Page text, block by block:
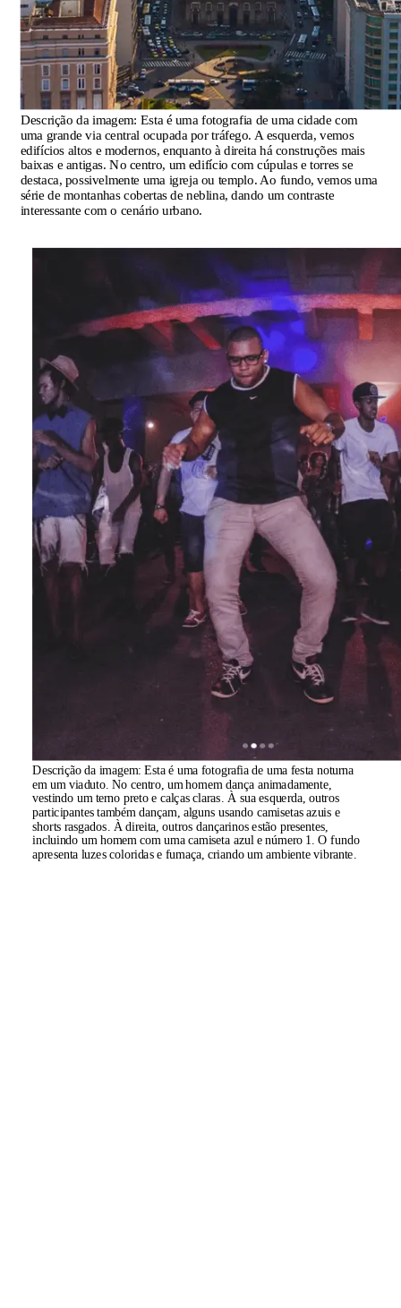
Descrição da imagem: Esta é uma fotografia de uma cidade com
uma grande via central ocupada por tráfego. A esquerda, vemos
edifícios altos e modernos, enquanto à direita há construções mais
baixas e antigas. No centro, um edifício com cúpulas e torres se
destaca, possivelmente uma igreja ou templo. Ao fundo, vemos uma
série de montanhas cobertas de neblina, dando um contraste
interessante com o cenário urbano.
Descrição da imagem:Esta é uma fotografia de uma festa noturna
em um viaduto. No centro, um homem dança animadamente,
vestindo um terno preto e calças claras. À sua esquerda, outros
participantes também dançam, alguns usando camisetas azuis e
shorts rasgados. À direita, outros dançarinos estão presentes,
incluindo um homem com uma camiseta azul e número 1. O fundo
apresenta luzes coloridas e fumaça, criando um ambiente vibrante.